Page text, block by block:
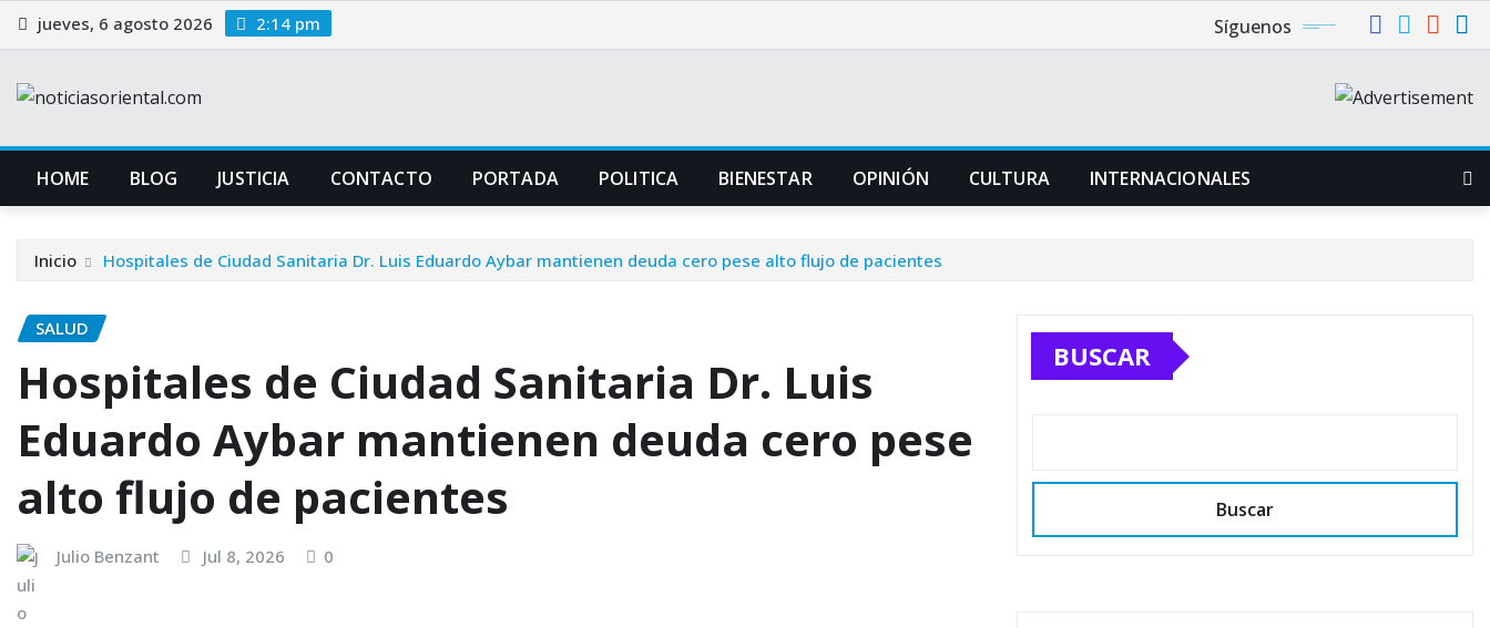
Saltar
al
jueves, 6 agosto 2026 2:14 pm Síguenos
HOME BLOG JUSTICIA CONTACTO PORTADA POLITICA BIENESTAR OPINIÓN CULTURA INTERNACIONALES
Inicio Hospitales de Ciudad Sanitaria Dr. Luis Eduardo Aybar mantienen deuda cero pese alto flujo de pacientes
SALUD
Hospitales de Ciudad Sanitaria Dr. Luis
Eduardo Aybar mantienen deuda cero pese
alto flujo de pacientes
Julio Benzant Jul 8, 2026 0
BUSCAR
Buscar